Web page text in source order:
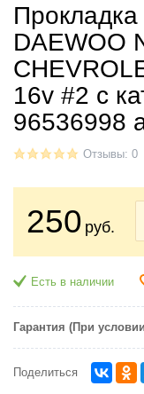
DAEWOO
16v #2 c
96536998
Отзывы: 0
250 руб.
Есть в наличии
Гарантия (При
Поделиться